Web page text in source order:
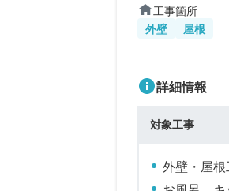
工事箇所
外壁
屋根
詳細情報
対象工事
外壁・屋